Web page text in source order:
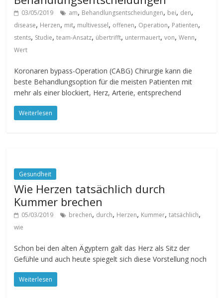
03/05/2019 am, Behandlungsentscheidungen, bei, den,
disease, Herzen, mit, multivessel, offenen, Operation, Patienten,
stents, Studie,team-Ansatz, übertrifft, untermauert,von,Wenn,
Wert
Koronaren bypass-Operation (CABG) Chirurgie kann die
beste Behandlungsoption für die meisten Patienten mit
mehr als einer blockiert, Herz, Arterie, entsprechend
Weiterlesen
Gesundheit
Wie Herzen tatsächlich durch
Kummer brechen
05/03/2019 brechen, durch, Herzen, Kummer,tatsächlich,
wie
Schon bei den alten Ägyptern galt das Herz als Sitz der
Gefühle und auch heute spiegelt sich diese Vorstellung noch
Weiterlesen